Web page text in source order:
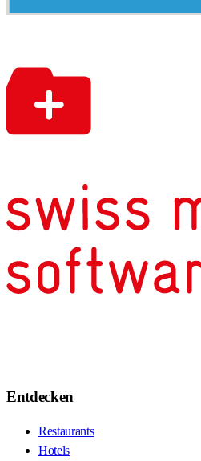
Entdecken
Restaurants
Hotels